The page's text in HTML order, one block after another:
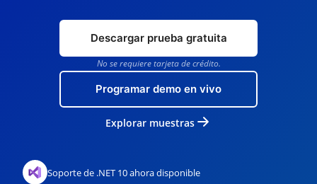
Descargar prueba gratuita
No se requiere tarjeta de crédito.
Programar demo en vivo
Explorar muestras
Soporte de .NET 10 ahora disponible